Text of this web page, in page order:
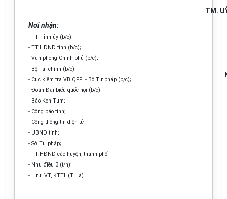
Nơi nhận:
- TT Tỉnh ủy (b/c);
- TT.HĐND tỉnh (b/c);
- Văn phòng Chính phủ (b/c);
- Bộ Tài chính (b/c);
- Cục kiểm tra VB QPPL- Bộ Tư pháp (b/c);
- Đoàn Đại biểu quốc hội (b/c);
- Báo Kon Tum;
- Công báo tỉnh;
- Cổng thông tin điện tử;
- UBND tỉnh;
- Sở Tư­ pháp;
- TT.HĐND các huyện, thành phố;
- Như­ điều 3 (t/h);
- Lưu: VT, KTTH(T.Hà)
TM.